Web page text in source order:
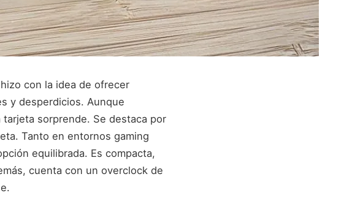
con la idea de ofrecer
y desperdicios. Aunque
sorprende. Se destaca por
Tanto en entornos gaming
equilibrada. Es compacta,
cuenta con un overclock de